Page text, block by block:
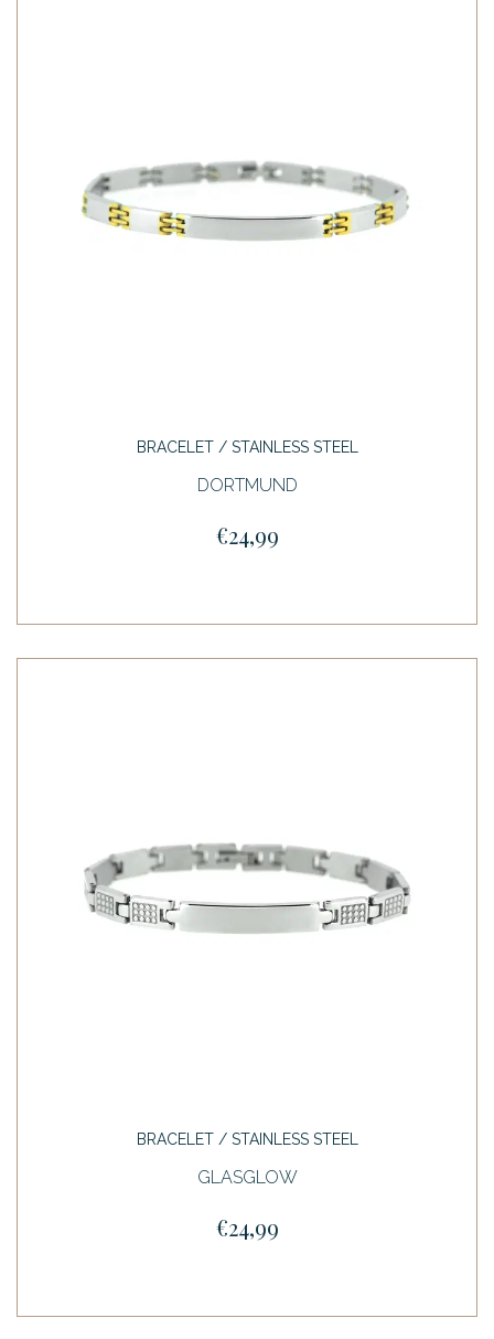
BRACELET / STAINLESS STEEL
DORTMUND
€24,99
BRACELET / STAINLESS STEEL
GLASGLOW
€24,99